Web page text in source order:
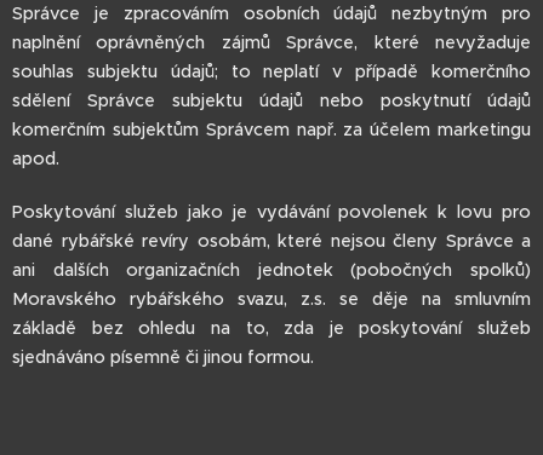
Správce je zpracováním osobních údajů nezbytným pro
naplnění oprávněných zájmů Správce, které nevyžaduje
souhlas subjektu údajů; to neplatí v případě komerčního
sdělení Správce subjektu údajů nebo poskytnutí údajů
komerčním subjektům Správcem např. za účelem marketingu
apod.
Poskytování služeb jako je vydávání povolenek k lovu pro
dané rybářské revíry osobám, které nejsou členy Správce a
ani dalších organizačních jednotek (pobočných spolků)
Moravského rybářského svazu, z.s. se děje na smluvním
základě bez ohledu na to, zda je poskytování služeb
sjednáváno písemně či jinou formou.